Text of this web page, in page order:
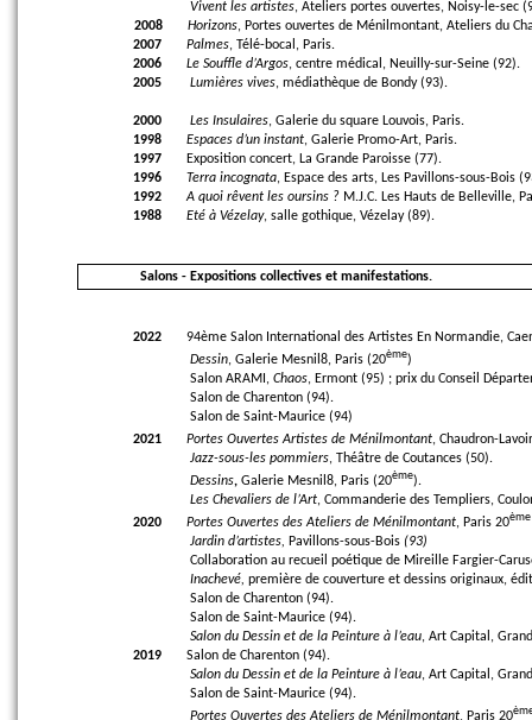
Vivent les artistes, Ateliers portes ouvertes, Noisy-le-sec
2008
Horizons, Portes ouvertes de Ménilmontant, Ateliers du
2007
Palmes, Télé-bocal, Paris.
2006
Le Souffle d’Argos, centre médical, Neuilly-sur-Seine (92).
2005
Lumières vives, médiathèque de Bondy (93).
2000 Les Insulaires, Galerie du square Louvois, Paris.
1998
Espaces d’un instant, Galerie Promo-Art, Paris.
1997
Exposition concert, La Grande Paroisse (77).
1996
Terra incognata, Espace des arts, Les Pavillons-sous-Bois
1992
A quoi rêvent les oursins ? M.J.C. Les Hauts de Belleville,
1988
Eté à Vézelay, salle gothique, Vézelay (89).
Salons - Expositions collectives et manifestations.
2022
94ème Salon International des Artistes En Normandie,
Dessin, Galerie Mesnil8, Paris (20ème)
Salon ARAMI, Chaos, Ermont (95) ; prix du Conseil
Salon de Charenton (94).
Salon de Saint-Maurice (94)
2021
Portes Ouvertes Artistes de Ménilmontant, Chaudron-
Jazz-sous-les pommiers, Théâtre de Coutances (50).
Dessins, Galerie Mesnil8, Paris (20ème).
Les Chevaliers de l’Art, Commanderie des Templiers,
2020
Portes Ouvertes des Ateliers de Ménilmontant, Paris 20ème
Jardin d’artistes, Pavillons-sous-Bois(93)
Collaboration au recueil poétique de Mireille Fargier-
Inachevé, première de couverture et dessins originaux,
Salon de Charenton (94).
Salon de Saint-Maurice (94).
Salon du Dessin et de la Peinture à l’eau, Art Capital,
2019
Salon de Charenton (94).
Salon du Dessin et de la Peinture à l’eau, Art Capital,
Salon de Saint-Maurice (94).
Portes Ouvertes des Ateliers de Ménilmontant, Paris 20